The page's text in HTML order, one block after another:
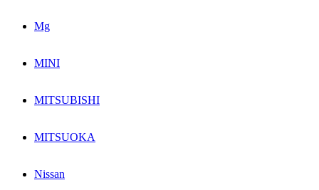
Mg
MINI
MITSUBISHI
MITSUOKA
Nissan